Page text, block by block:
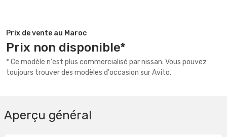
Prix de vente au Maroc
Prix non disponible*
* Ce modèle n'est plus commercialisé par nissan. Vous pouvez
toujours trouver des modèles d'occasion sur Avito.
Aperçu général